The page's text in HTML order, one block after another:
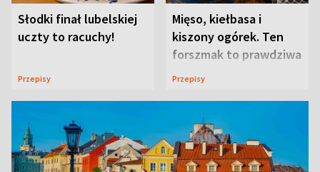
Słodki finał lubelskiej
uczty to racuchy!
Przepisy
Mięso, kiełbasa i
kiszony ogórek. Ten
forszmak to prawdziwa
uczta
Przepisy